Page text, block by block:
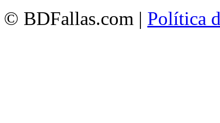
© BDFallas.com | Política